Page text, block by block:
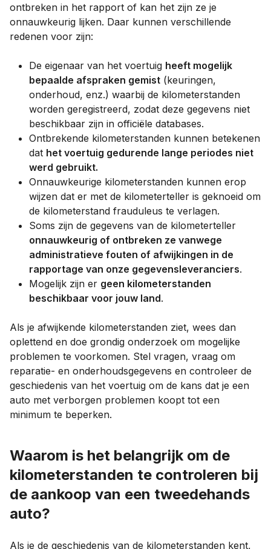
ontbreken in het rapport of kan het zijn ze je
onnauwkeurig lijken. Daar kunnen verschillende
redenen voor zijn:
De eigenaar van het voertuig heeft mogelijk
bepaalde afspraken gemist (keuringen,
onderhoud, enz.) waarbij de kilometerstanden
worden geregistreerd, zodat deze gegevens niet
beschikbaar zijn in officiële databases.
Ontbrekende kilometerstanden kunnen betekenen
dat het voertuig gedurende lange periodes niet
werd gebruikt.
Onnauwkeurige kilometerstanden kunnen erop
wijzen dat er met de kilometerteller is geknoeid om
de kilometerstand frauduleus te verlagen.
Soms zijn de gegevens van de kilometerteller
onnauwkeurig of ontbreken ze vanwege
administratieve fouten of afwijkingen in de
rapportage van onze gegevensleveranciers.
Mogelijk zijn er geen kilometerstanden
beschikbaar voor jouw land.
Als je afwijkende kilometerstanden ziet, wees dan
oplettend en doe grondig onderzoek om mogelijke
problemen te voorkomen. Stel vragen, vraag om
reparatie- en onderhoudsgegevens en controleer de
geschiedenis van het voertuig om de kans dat je een
auto met verborgen problemen koopt tot een
minimum te beperken.
Waarom is het belangrijk om de
kilometerstanden te controleren bij
de aankoop van een tweedehands
auto?
Als je de geschiedenis van de kilometerstanden kent,